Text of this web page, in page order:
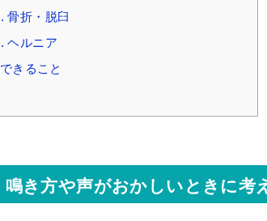
骨折・脱臼
ヘルニア
きること
鳴き方や声がおかしいときに考